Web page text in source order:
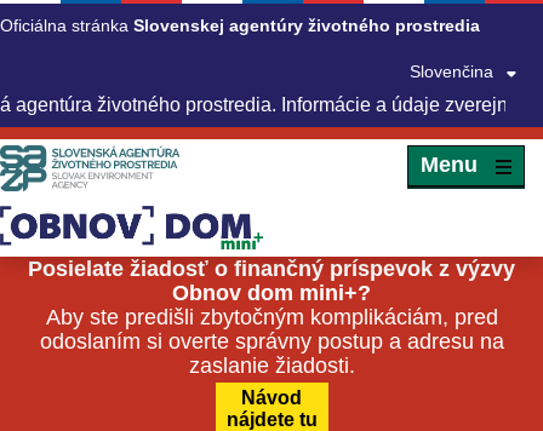
Oficiálna stránka Slovenskej agentúry životného prostredia
Slovenčina
životného prostredia. Informácie a údaje
Menu
Posielate žiadosť o finančný príspevok z výzvy
Obnov dom mini+?
Aby ste predišli zbytočným komplikáciám, pred
odoslaním si overte správny postup a adresu na
zaslanie žiadosti.
Návod
nájdete tu